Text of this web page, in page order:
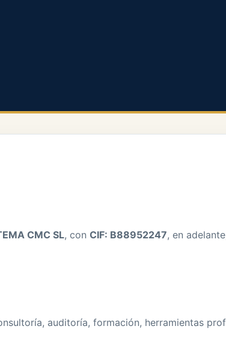
CMC SL, con CIF: B88952247, en
auditoría, formación, herramientas